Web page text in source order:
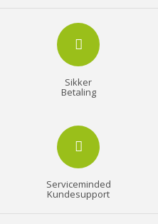
Sikker
Betaling
Serviceminded
Kundesupport